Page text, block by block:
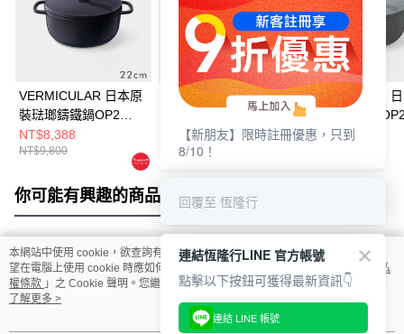
VERMICULAR 日本原
裝琺瑯鑄鐵鍋OP2
22cm (海軍藍)
NT$8,388
NT$9,800
VERMICULAR 日本原
裝琺瑯鑄鐵鍋OP2
26cm (海軍藍)
NT$12,800
VERMICULAR
裝琺瑯鑄鐵鍋
18cm (牡蠣灰)
NT$7,200
你可能有興趣的商品 全站排行
熱門標籤
本網站中使用 cookie，欲查詢有關本網站使用 cookie 方式之詳情，及若您不希
望在電腦上使用 cookie 時應如何變更電腦的 cookie 設定，請參閱本網站「
隱私
權條款 」之 Cookie 聲明。您繼續使用本網站即表示您同意本公司得按本網站使
用條款之 Cookie 聲明使用 cookie。
了解更多 >
【新朋友】限時註冊優惠，只到
8/10！
回覆至 恆隆行
連結恆隆行LINE 官方帳號
點擊以下按鈕可獲得最新資訊👇
連結 LINE 帳號